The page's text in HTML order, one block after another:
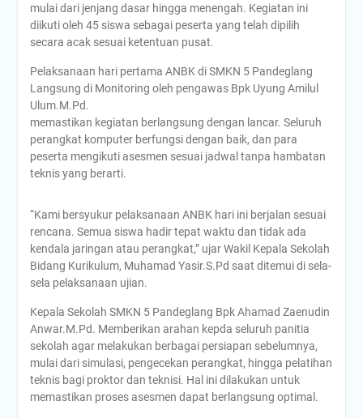
mulai dari jenjang dasar hingga menengah. Kegiatan ini
diikuti oleh 45 siswa sebagai peserta yang telah dipilih
secara acak sesuai ketentuan pusat.
Pelaksanaan hari pertama ANBK di SMKN 5 Pandeglang
Langsung di Monitoring oleh pengawas Bpk Uyung Amilul
Ulum.M.Pd.
memastikan kegiatan berlangsung dengan lancar. Seluruh
perangkat komputer berfungsi dengan baik, dan para
peserta mengikuti asesmen sesuai jadwal tanpa hambatan
teknis yang berarti.
“Kami bersyukur pelaksanaan ANBK hari ini berjalan sesuai
rencana. Semua siswa hadir tepat waktu dan tidak ada
kendala jaringan atau perangkat,” ujar Wakil Kepala Sekolah
Bidang Kurikulum, Muhamad Yasir.S.Pd saat ditemui di sela-
sela pelaksanaan ujian.
Kepala Sekolah SMKN 5 Pandeglang Bpk Ahamad Zaenudin
Anwar.M.Pd. Memberikan arahan kepda seluruh panitia
sekolah agar melakukan berbagai persiapan sebelumnya,
mulai dari simulasi, pengecekan perangkat, hingga pelatihan
teknis bagi proktor dan teknisi. Hal ini dilakukan untuk
memastikan proses asesmen dapat berlangsung optimal.